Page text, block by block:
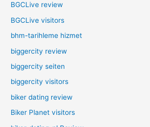
BGCLive review
BGCLive visitors
bhm-tarihleme hizmet
biggercity review
biggercity seiten
biggercity visitors
biker dating review
Biker Planet visitors